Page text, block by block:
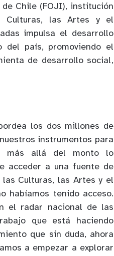
Chile (FOJI), institución
Culturas, las Artes y el
impulsa el desarrollo
del país, promoviendo el
de desarrollo social,
los dos millones de
instrumentos para
más allá del monto lo
acceder a una fuente de
Culturas, las Artes y el
habíamos tenido acceso.
el radar nacional de las
que está haciendo
que sin duda, ahora
a empezar a explorar